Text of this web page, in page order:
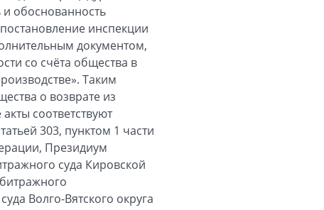
обоснованность
инспекции
документом,
со счёта общества в
Таким
о возврате из
соответствуют
303, пунктом 1 части
Президиум
суда Кировской
Волго-Вятского округа